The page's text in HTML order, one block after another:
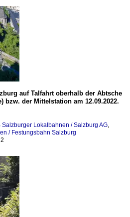
auf Talfahrt oberhalb der Abtsche
bzw. der Mittelstation am 12.09.2022.
Lokalbahnen / Salzburg AG,
/ Festungsbahn Salzburg